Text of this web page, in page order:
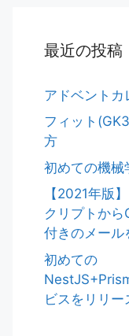
最近の投稿
アドベント
フィット
方
初めての機械
【2021年版
クリプトか
付きのメール
初めての
ビスをリリー